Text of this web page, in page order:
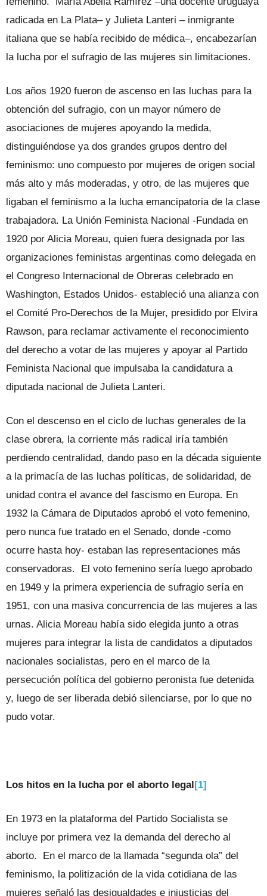
radicada en La Plata– y Julieta Lanteri – inmigrante
italiana que se había recibido de médica–, encabezarían
la lucha por el sufragio de las mujeres sin limitaciones.
Los años 1920 fueron de ascenso en las luchas para la
obtención del sufragio, con un mayor número de
asociaciones de mujeres apoyando la medida,
distinguiéndose ya dos grandes grupos dentro del
feminismo: uno compuesto por mujeres de origen social
más alto y más moderadas, y otro, de las mujeres que
ligaban el feminismo a la lucha emancipatoria de la clase
trabajadora. La Unión Feminista Nacional -Fundada en
1920 por Alicia Moreau, quien fuera designada por las
organizaciones feministas argentinas como delegada en
el Congreso Internacional de Obreras celebrado en
Washington, Estados Unidos- estableció una alianza con
el Comité Pro-Derechos de la Mujer, presidido por Elvira
Rawson, para reclamar activamente el reconocimiento
del derecho a votar de las mujeres y apoyar al Partido
Feminista Nacional que impulsaba la candidatura a
diputada nacional de Julieta Lanteri.
Con el descenso en el ciclo de luchas generales de la
clase obrera, la corriente más radical iría también
perdiendo centralidad, dando paso en la década siguiente
a la primacía de las luchas políticas, de solidaridad, de
unidad contra el avance del fascismo en Europa. En
1932 la Cámara de Diputados aprobó el voto femenino,
pero nunca fue tratado en el Senado, donde -como
ocurre hasta hoy- estaban las representaciones más
conservadoras. El voto femenino sería luego aprobado
en 1949 y la primera experiencia de sufragio sería en
1951, con una masiva concurrencia de las mujeres a las
urnas. Alicia Moreau había sido elegida junto a otras
mujeres para integrar la lista de candidatos a diputados
nacionales socialistas, pero en el marco de la
persecución política del gobierno peronista fue detenida
y, luego de ser liberada debió silenciarse, por lo que no
pudo votar.
Los hitos en la lucha por el aborto legal[1]
En 1973 en la plataforma del Partido Socialista se
incluye por primera vez la demanda del derecho al
aborto. En el marco de la llamada “segunda ola” del
feminismo, la politización de la vida cotidiana de las
mujeres señaló las desigualdades e injusticias del